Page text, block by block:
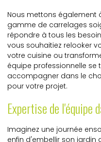
Nous mettons également
gamme de carrelages
répondre à tous les
vous souhaitiez relooker
votre cuisine ou
équipe professionnelle se
accompagner dans le
pour votre projet.
Expertise de l'équipe
Imaginez une journée
enfin d'embellir son jardin